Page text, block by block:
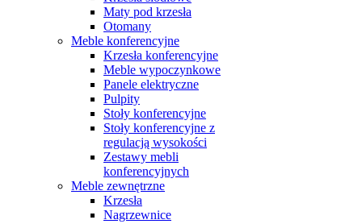
Maty pod krzesła
Otomany
Meble konferencyjne
Krzesła konferencyjne
Meble wypoczynkowe
Panele elektryczne
Pulpity
Stoły konferencyjne
Stoły konferencyjne z
regulacją wysokości
Zestawy mebli
konferencyjnych
Meble zewnętrzne
Krzesła
Nagrzewnice